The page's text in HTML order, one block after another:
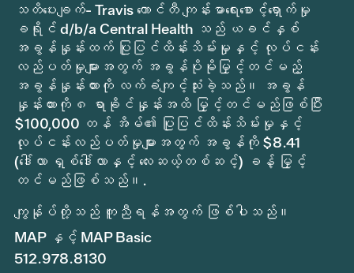
သတိပေးချက်- Travis ကောင်တီ ကျန်းမာရေးစောင့်ရှောက်မှု
ခရိုင် d/b/a Central Health သည် ယခင်နှစ်
အခွန်နှုန်းထက် ပြုပြင်ထိန်းသိမ်းမှုနှင့် လုပ်ငန်း
လည်ပတ်မှုများအတွက် အခွန်ပိုမိုမြှင့်တင်မည့်
အခွန်နှုန်းထားကို လက်ခံကျင့်သုံးခဲ့သည်။ အခွန်
နှုန်းထားကို ၈ ရာခိုင်နှုန်းအထိ မြှင့်တင်မည်ဖြစ်ပြီး
$100,000 တန် အိမ်၏ ပြုပြင်ထိန်းသိမ်းမှုနှင့်
လုပ်ငန်းလည်ပတ်မှုများအတွက် အခွန်ကို $8.41
(ဒေါ်လာ ရှစ်ဒေါ်လာနှင့် လေးဆယ့်တစ်ဆင့်) ခန့် မြှင့်
တင်မည်ဖြစ်သည်။.
ကျွန်ုပ်တို့သည် ကူညီရန်အတွက် ဖြစ်ပါသည်။
MAP နှင့် MAP Basic
512.978.8130